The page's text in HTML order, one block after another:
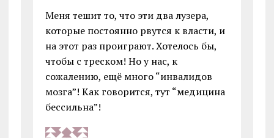
Меня тешит то, что эти два лузера,
которые постоянно рвутся к власти, и
на этот раз проиграют. Хотелось бы,
чтобы с треском! Но у нас, к
сожалению, ещё много “инвалидов
мозга”! Как говорится, тут “медицина
бессильна”!